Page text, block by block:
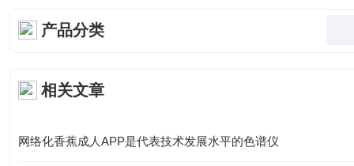
产品分类
相关文章
网络化香蕉成人APP是代表技术发展水平的色谱仪